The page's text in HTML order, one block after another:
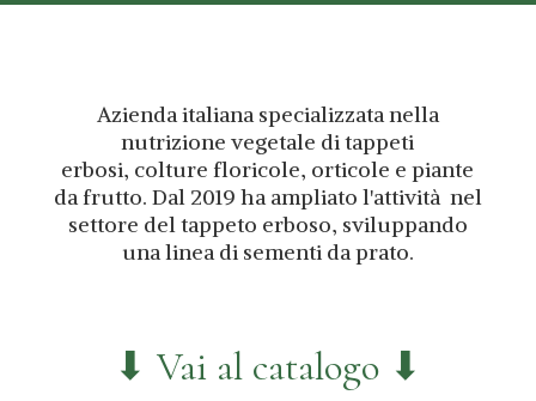
Azienda italiana specializzata nella
nutrizione vegetale di tappeti
erbosi, colture floricole, orticole e piante
da frutto. Dal 2019 ha ampliato l'attività nel
settore del tappeto erboso, sviluppando
una linea di sementi da prato.
⬇ Vai al catalogo ⬇